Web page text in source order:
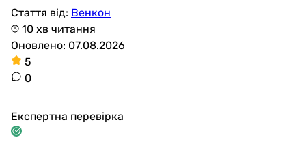
Стаття від: Венкон
10 хв читання
Оновлено: 07.08.2026
5
0
Експертна перевірка